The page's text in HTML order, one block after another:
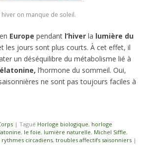
hiver on manque de soleil.
Europe pendant l’hiverla lumière du
les jours sont plus courts. À cet effet, il
un déséquilibre du métabolisme lié à
l’hormone du sommeil. Oui,
ne sont pas toujours faciles à
| Tagué Horloge biologique, horloge
, le foie, lumière naturelle, Michel Siffle,
rythmes circadiens, troubles affectifs saisonniers |